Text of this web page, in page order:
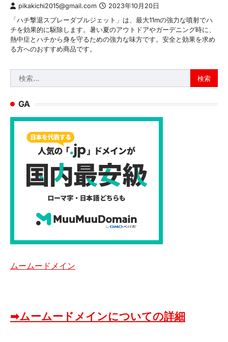
pikakichi2015@gmail.com 2023年10月20日
「ハチ撃退スプレーダブルジェット」は、最大11mの強力な噴射でハ
チを効果的に駆除します。暑い夏のアウトドアやガーデニング時に、
熱中症とハチから身を守るための強力な味方です。安全と効果を求め
る方へのおすすめ商品です。
索:
GA
ムームードメイン
➡ムームードメインについての詳細